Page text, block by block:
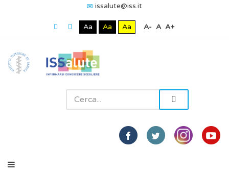
issalute@iss.it
Aa Aa Aa A- A A+